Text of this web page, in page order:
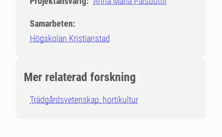
Samarbeten:
Högskolan Kristianstad
Mer relaterad forskning
Trädgårdsvetenskap, hortikultur